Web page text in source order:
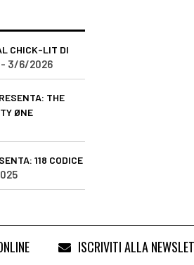
CHICK-LIT DI
- 3/6/2026
THE
ØNE
118 CODICE
ISCRIVITI ALLA